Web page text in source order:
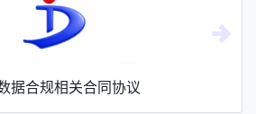
据合规相关合同协议